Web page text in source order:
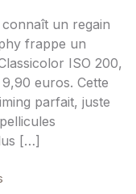
un regain
frappe un
ISO 200,
euros. Cette
parfait, juste
[…]